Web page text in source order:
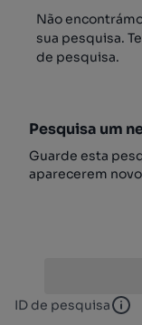
Não
sua pesquisa.
de pesquisa.
Pesquisa um
Guarde esta
aparecerem
ID de pesquisa ID